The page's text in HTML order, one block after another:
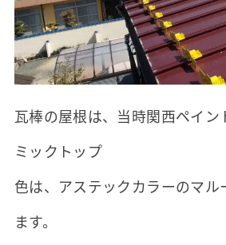
瓦棒の屋根は、当時関西ペイン
ミックトップ
色は、アステックカラーのマル
ます。